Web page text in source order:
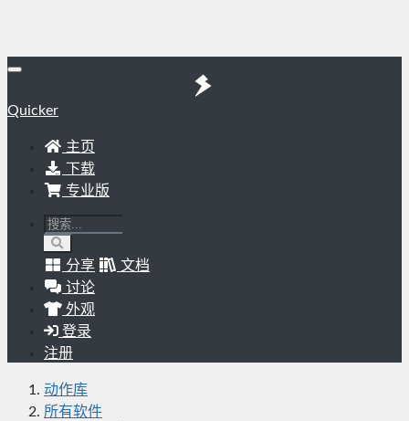
Quicker
主页
下载
专业版
分享
文档
讨论
外观
登录
注册
动作库
所有软件